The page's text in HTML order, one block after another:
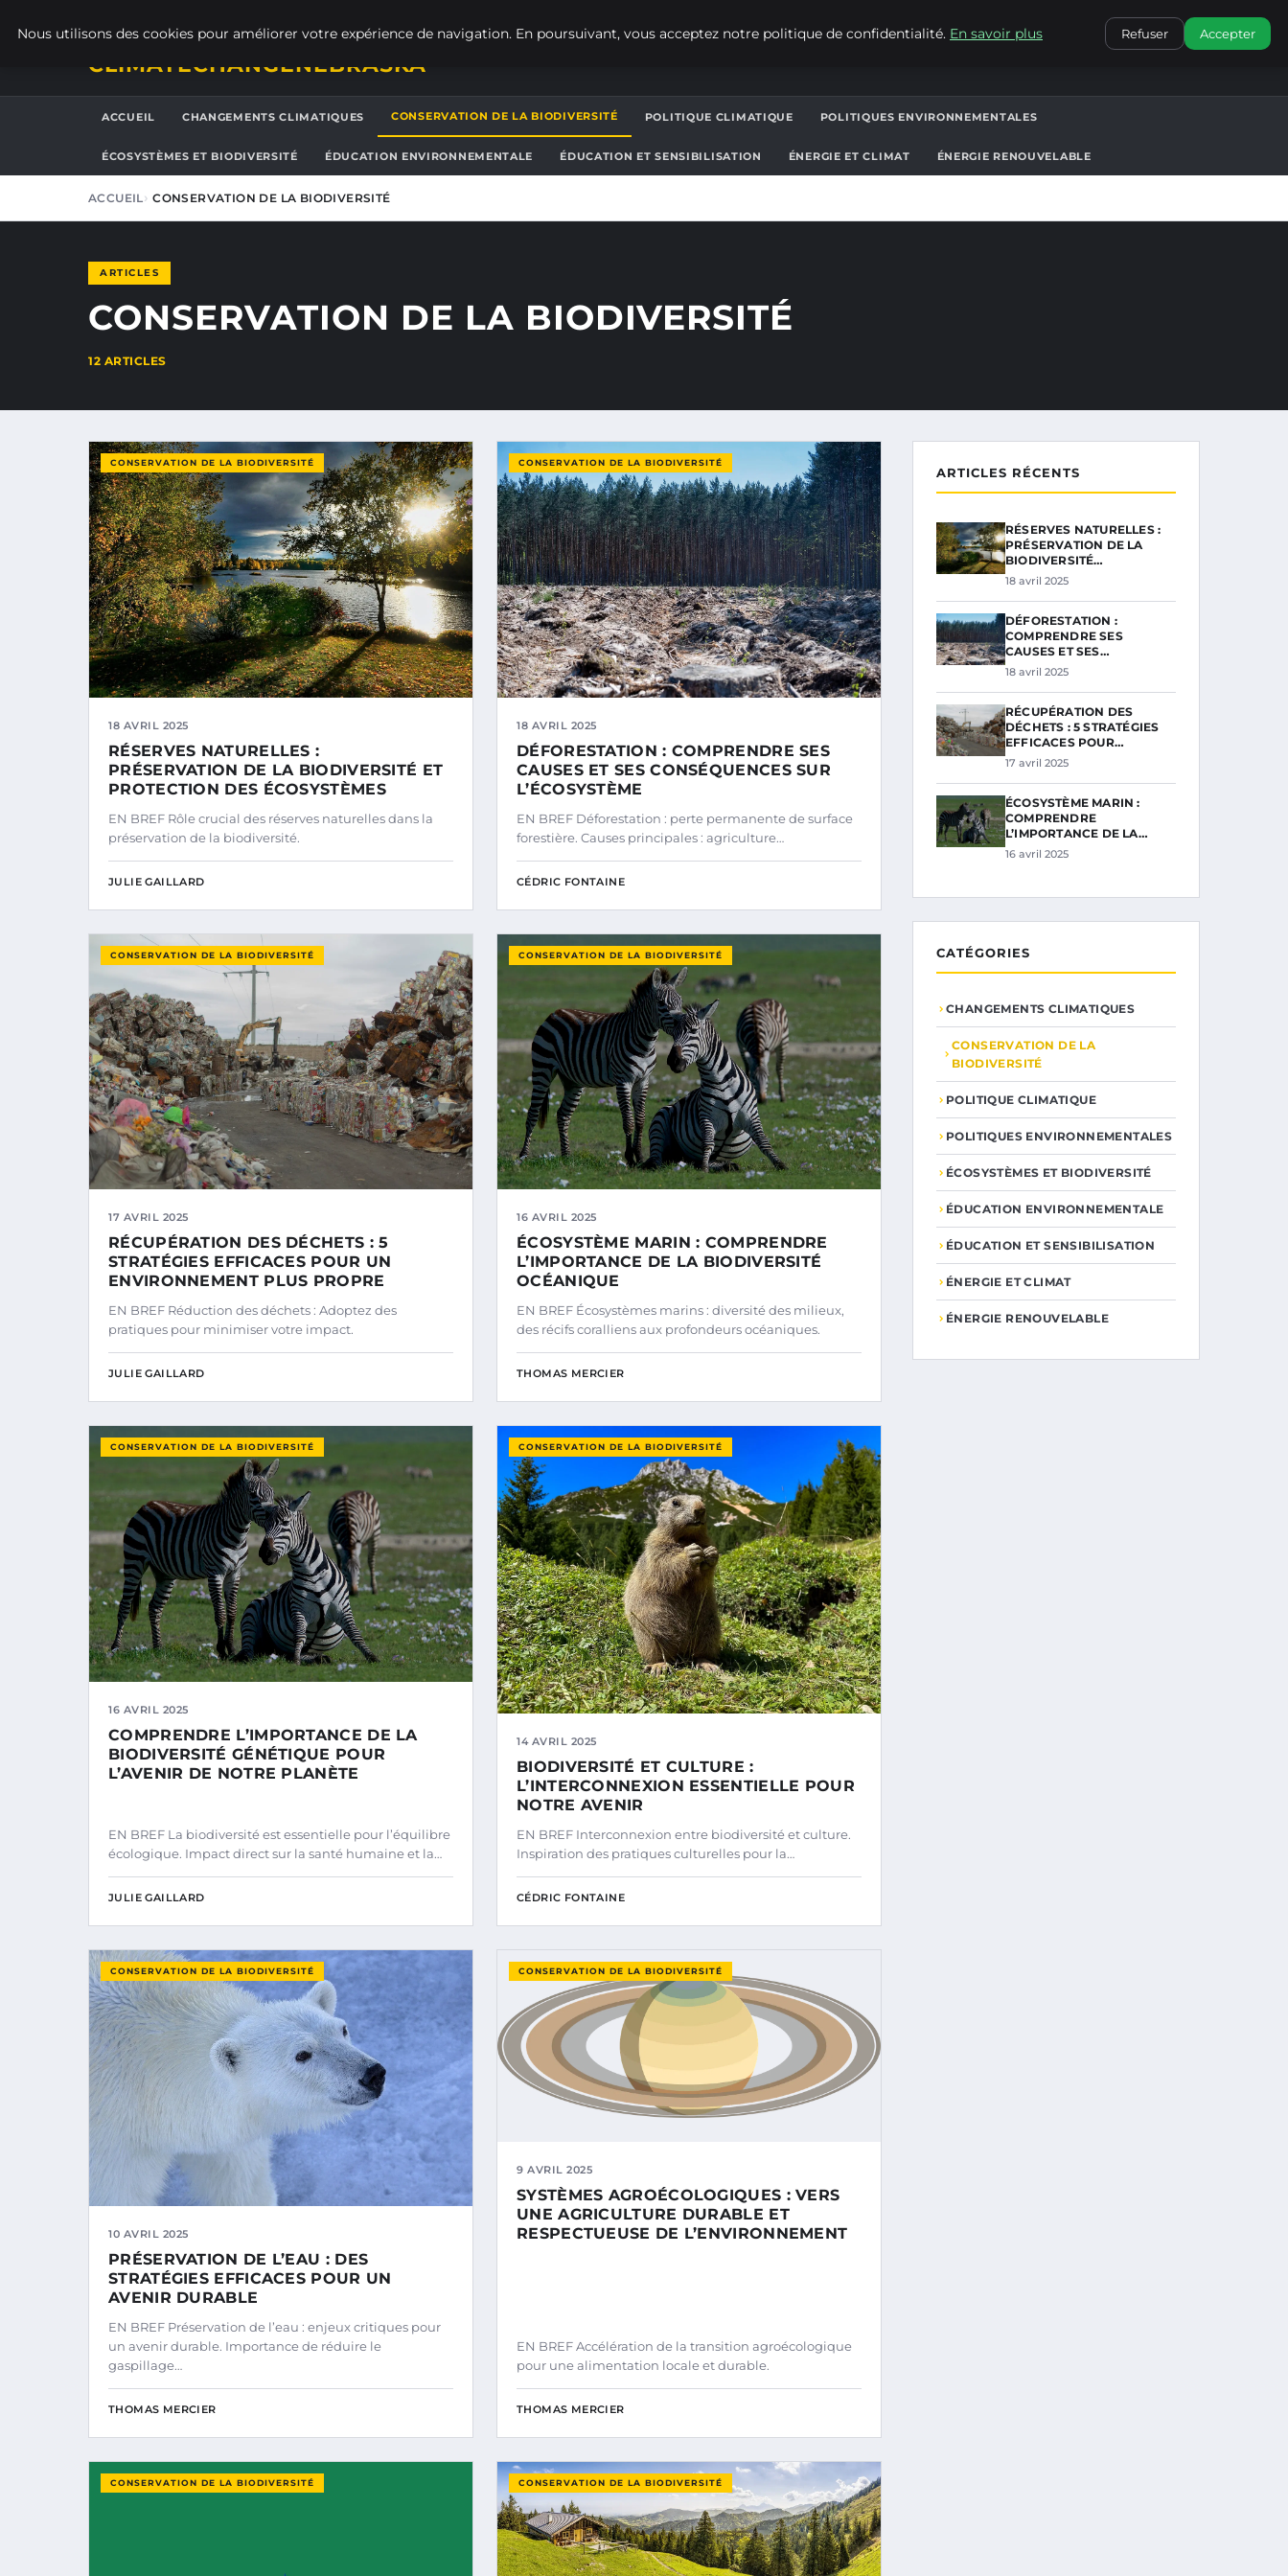
CONTACT
CLIMATECHANGENEBRASKA
ACCUEIL CHANGEMENTS CLIMATIQUES CONSERVATION DE LA BIODIVERSITÉ POLITIQUE CLIMATIQUE POLITIQUES ENVIRONNEMENTALES
ÉCOSYSTÈMES ET BIODIVERSITÉ ÉDUCATION ENVIRONNEMENTALE ÉDUCATION ET SENSIBILISATION ÉNERGIE ET CLIMAT ÉNERGIE RENOUVELABLE
ACCUEIL CONSERVATION DE LA BIODIVERSITÉ
ARTICLES
CONSERVATION DE LA BIODIVERSITÉ
12 ARTICLES
CONSERVATION DE LA BIODIVERSITÉ
18 AVRIL 2025
RÉSERVES NATURELLES :
PRÉSERVATION DE LA BIODIVERSITÉ ET
PROTECTION DES ÉCOSYSTÈMES
EN BREF Rôle crucial des réserves naturelles dans la
préservation de la biodiversité.
JULIE GAILLARD
CONSERVATION DE LA BIODIVERSITÉ
18 AVRIL 2025
DÉFORESTATION : COMPRENDRE SES
CAUSES ET SES CONSÉQUENCES SUR
L’ÉCOSYSTÈME
EN BREF Déforestation : perte permanente de surface
forestière. Causes principales : agriculture…
CÉDRIC FONTAINE
CONSERVATION DE LA BIODIVERSITÉ
17 AVRIL 2025
RÉCUPÉRATION DES DÉCHETS : 5
STRATÉGIES EFFICACES POUR UN
ENVIRONNEMENT PLUS PROPRE
EN BREF Réduction des déchets : Adoptez des
pratiques pour minimiser votre impact.
JULIE GAILLARD
CONSERVATION DE LA BIODIVERSITÉ
16 AVRIL 2025
ÉCOSYSTÈME MARIN : COMPRENDRE
L’IMPORTANCE DE LA BIODIVERSITÉ
OCÉANIQUE
EN BREF Écosystèmes marins : diversité des milieux,
des récifs coralliens aux profondeurs océaniques.
THOMAS MERCIER
CONSERVATION DE LA BIODIVERSITÉ
16 AVRIL 2025
COMPRENDRE L’IMPORTANCE DE LA
BIODIVERSITÉ GÉNÉTIQUE POUR
L’AVENIR DE NOTRE PLANÈTE
EN BREF La biodiversité est essentielle pour l’équilibre
écologique. Impact direct sur la santé humaine et la…
JULIE GAILLARD
CONSERVATION DE LA BIODIVERSITÉ
14 AVRIL 2025
BIODIVERSITÉ ET CULTURE :
L’INTERCONNEXION ESSENTIELLE POUR
NOTRE AVENIR
EN BREF Interconnexion entre biodiversité et culture.
Inspiration des pratiques culturelles pour la…
CÉDRIC FONTAINE
CONSERVATION DE LA BIODIVERSITÉ
10 AVRIL 2025
PRÉSERVATION DE L’EAU : DES
STRATÉGIES EFFICACES POUR UN
AVENIR DURABLE
EN BREF Préservation de l’eau : enjeux critiques pour
un avenir durable. Importance de réduire le
gaspillage…
THOMAS MERCIER
CONSERVATION DE LA BIODIVERSITÉ
9 AVRIL 2025
SYSTÈMES AGROÉCOLOGIQUES : VERS
UNE AGRICULTURE DURABLE ET
RESPECTUEUSE DE L’ENVIRONNEMENT
EN BREF Accélération de la transition agroécologique
pour une alimentation locale et durable.
THOMAS MERCIER
CONSERVATION DE LA BIODIVERSITÉ CONSERVATION DE LA BIODIVERSITÉ
ARTICLES RÉCENTS
RÉSERVES NATURELLES :
PRÉSERVATION DE LA
BIODIVERSITÉ…
18 avril 2025
DÉFORESTATION :
COMPRENDRE SES
CAUSES ET SES…
18 avril 2025
RÉCUPÉRATION DES
DÉCHETS : 5 STRATÉGIES
EFFICACES POUR…
17 avril 2025
ÉCOSYSTÈME MARIN :
COMPRENDRE
L’IMPORTANCE DE LA…
16 avril 2025
CATÉGORIES
CHANGEMENTS CLIMATIQUES
CONSERVATION DE LA
BIODIVERSITÉ
POLITIQUE CLIMATIQUE
POLITIQUES ENVIRONNEMENTALES
ÉCOSYSTÈMES ET BIODIVERSITÉ
ÉDUCATION ENVIRONNEMENTALE
ÉDUCATION ET SENSIBILISATION
ÉNERGIE ET CLIMAT
ÉNERGIE RENOUVELABLE
Nous utilisons des cookies pour améliorer votre expérience de navigation. En poursuivant, vous acceptez notre politique de confidentialité. En savoir plus Refuser Accepter